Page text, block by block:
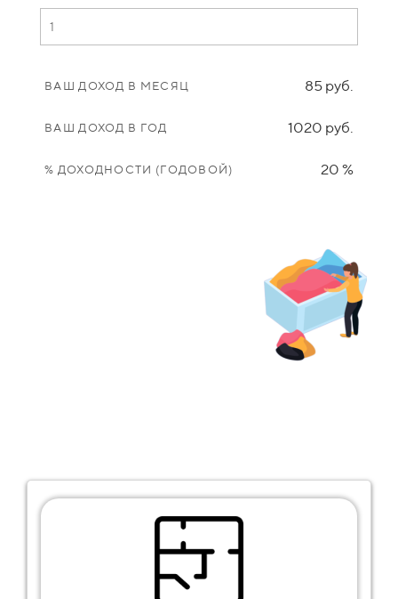
ВАШ ДОХОД В МЕСЯЦ 85 руб.
ВАШ ДОХОД В ГОД 1020 руб.
% ДОХОДНОСТИ (ГОДОВОЙ) 20 %